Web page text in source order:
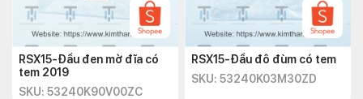
RSX15-Đầu đen mờ đĩa có
tem 2019
SKU: 53240K90V00ZC
RSX15-Đầu đô đùm có tem
SKU: 53240K03M30ZD